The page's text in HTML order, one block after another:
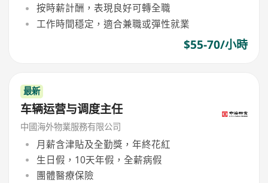
按時薪計酬，表現良好可轉全職
工作時間穩定，適合兼職或彈性就業
$55-70/小時
最新
车辆运营与调度主任
中國海外物業服務有限公司
月薪含津貼及全勤獎，年終花紅
生日假，10天年假，全薪病假
團體醫療保險